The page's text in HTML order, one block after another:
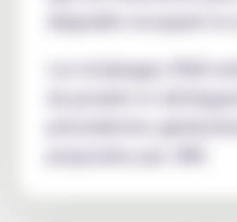
dégradés évoquant la
Les éclairages RGB
du produit et
précédentes